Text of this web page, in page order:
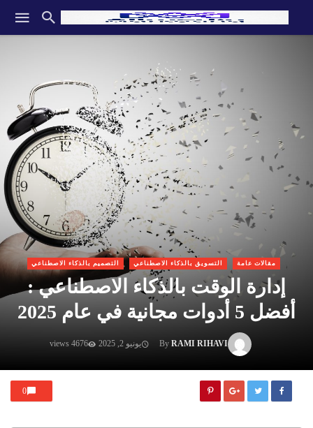
مقالات عامة التسويق بالذكاء الاصطناعي التصميم بالذكاء الاصطناعي
إدارة الوقت بالذكاء الاصطناعي :
أفضل 5 أدوات مجانية في عام 2025
ByRAMI RIHAVI يونيو 2, 2025 4676 views
0